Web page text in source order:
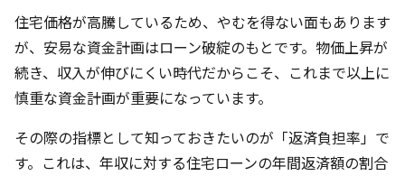
住宅価格が高騰しているため、やむを得ない面もあります
が、安易な資金計画はローン破綻のもとです。物価上昇が
続き、収入が伸びにくい時代だからこそ、これまで以上に
慎重な資金計画が重要になっています。
その際の指標として知っておきたいのが「返済負担率」で
す。これは、年収に対する住宅ローンの年間返済額の割合